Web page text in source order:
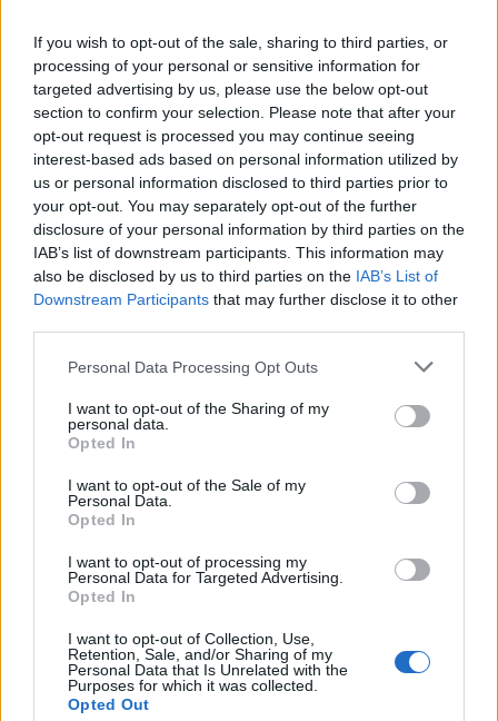
If you wish to opt-out of the sale, sharing to third parties, or
processing of your personal or sensitive information for
targeted advertising by us, please use the below opt-out
section to confirm your selection. Please note that after your
opt-out request is processed you may continue seeing
interest-based ads based on personal information utilized by
us or personal information disclosed to third parties prior to
your opt-out. You may separately opt-out of the further
disclosure of your personal information by third parties on the
IAB’s list of downstream participants. This information may
also be disclosed by us to third parties on the IAB’s List of
Downstream Participants that may further disclose it to other
Personal Data Processing Opt Outs
I want to opt-out of the Sharing of my
personal data.
Opted In
I want to opt-out of the Sale of my
Personal Data.
Opted In
I want to opt-out of processing my
Personal Data for Targeted Advertising.
Opted In
I want to opt-out of Collection, Use,
Retention, Sale, and/or Sharing of my
Personal Data that Is Unrelated with the
Purposes for which it was collected.
Opted Out
Pripravte vašu pokožku
na sychravé dni
Starostlivosť o pleť v
lete
HODNOTENIE OBCHODU
Objednávala som po prvý
krát cez váš obchod. Tovar
poriadku . Prvá skúsenosť
Renata H.
Spokojnosť na 100%